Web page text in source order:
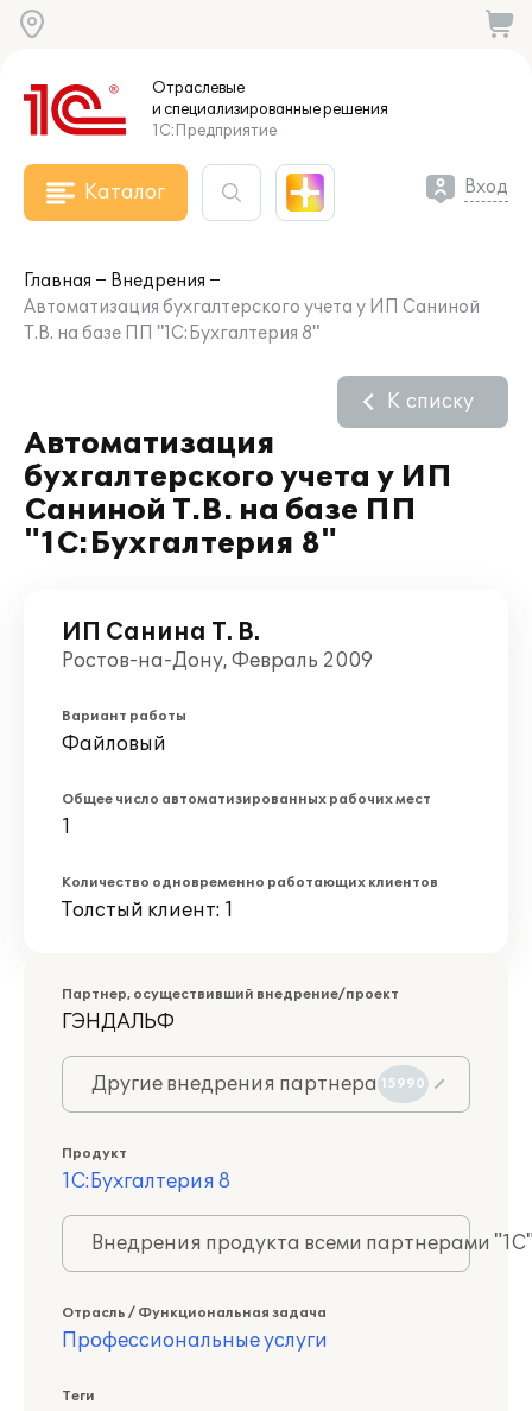
Отраслевые
и специализированныерешения
1С:Предприятие
Каталог Вход
Главная
Внедрения
Автоматизация бухгалтерского учета у ИП Саниной
Т.В. на базе ПП "1С:Бухгалтерия 8"
Автоматизация
бухгалтерского учета у ИП
Саниной Т.В. на базе ПП
"1С:Бухгалтерия 8"
К списку
ИП Санина Т. В.
Ростов-на-Дону, Февраль 2009
Вариант работы
Файловый
Общее число автоматизированных рабочих мест
1
Количество одновременно работающих клиентов
Толстый клиент: 1
Партнер, осуществивший внедрение/проект
ГЭНДАЛЬФ
Другие внедрения партнера 15990
Продукт
1С:Бухгалтерия 8
Внедрения продукта всеми партнерами
Отрасль / Функциональная задача
Профессиональные услуги
Теги